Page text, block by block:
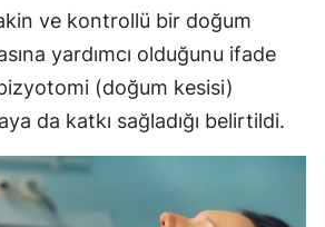
ve kontrollü bir doğum
yardımcı olduğunu ifade
(doğum kesisi)
da katkı sağladığı belirtildi.